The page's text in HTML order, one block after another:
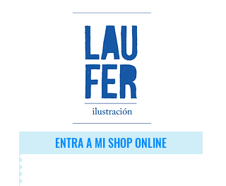
ENTRA A MI SHOP ONLINE